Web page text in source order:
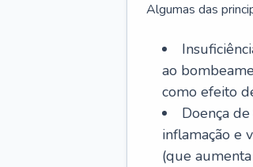
Algumas das
ao
como efeito
Doença
inflamação e
(que